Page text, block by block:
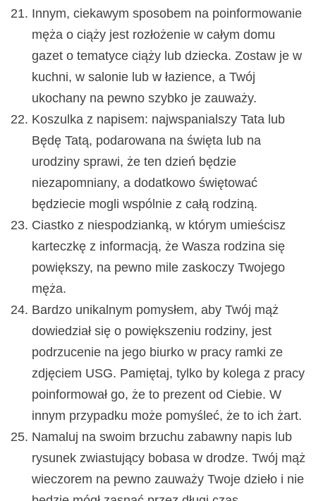
Innym, ciekawym sposobem na poinformowanie
męża o ciąży jest rozłożenie w całym domu
gazet o tematyce ciąży lub dziecka. Zostaw je w
kuchni, w salonie lub w łazience, a Twój
ukochany na pewno szybko je zauważy.
Koszulka z napisem: najwspanialszy Tata lub
Będę Tatą, podarowana na święta lub na
urodziny sprawi, że ten dzień będzie
niezapomniany, a dodatkowo świętować
będziecie mogli wspólnie z całą rodziną.
Ciastko z niespodzianką, w którym umieścisz
karteczkę z informacją, że Wasza rodzina się
powiększy, na pewno mile zaskoczy Twojego
męża.
Bardzo unikalnym pomysłem, aby Twój mąż
dowiedział się o powiększeniu rodziny, jest
podrzucenie na jego biurko w pracy ramki ze
zdjęciem USG. Pamiętaj, tylko by kolega z pracy
poinformował go, że to prezent od Ciebie. W
innym przypadku może pomyśleć, że to ich żart.
Namaluj na swoim brzuchu zabawny napis lub
rysunek zwiastujący bobasa w drodze. Twój mąż
wieczorem na pewno zauważy Twoje dzieło i nie